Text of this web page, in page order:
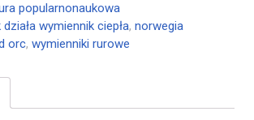
popularnonaukowa
działa wymiennik ciepła, norwegia
orc, wymienniki rurowe